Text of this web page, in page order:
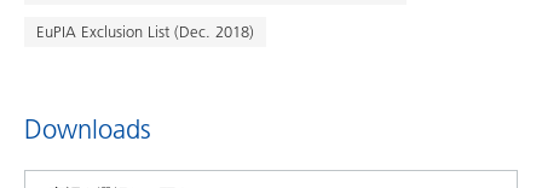
EuPIA Exclusion List (Dec. 2018)
Downloads